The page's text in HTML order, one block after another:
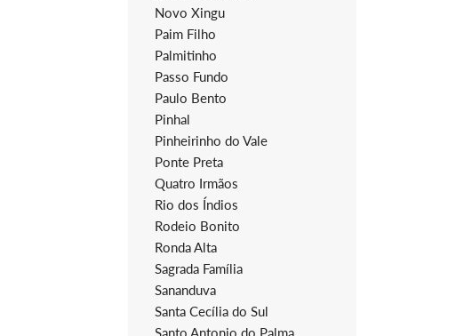
Novo Xingu
Paim Filho
Palmitinho
Passo Fundo
Paulo Bento
Pinhal
Pinheirinho do Vale
Ponte Preta
Quatro Irmãos
Rio dos Índios
Rodeio Bonito
Ronda Alta
Sagrada Família
Sananduva
Santa Cecília do Sul
Santo Antonio do Palma